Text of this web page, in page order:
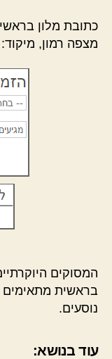
מצפה רמון, מיקוד: 80600.
המסוקים
בראשית מתאימים
נוסעים.
עוד בנושא: